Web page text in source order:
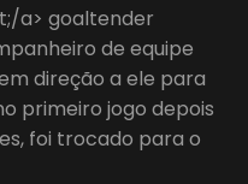
a> goaltender
de equipe
direção a ele para
primeiro jogo depois
foi trocado para o